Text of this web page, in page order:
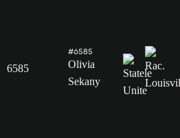
6585
#6585
Olivia
Sekany